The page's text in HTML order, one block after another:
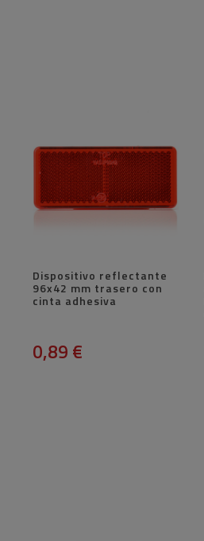
Dispositivo reflectante
96x42 mm trasero con
cinta adhesiva
0,89 €